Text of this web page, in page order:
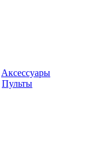
Аксессуары
Пульты